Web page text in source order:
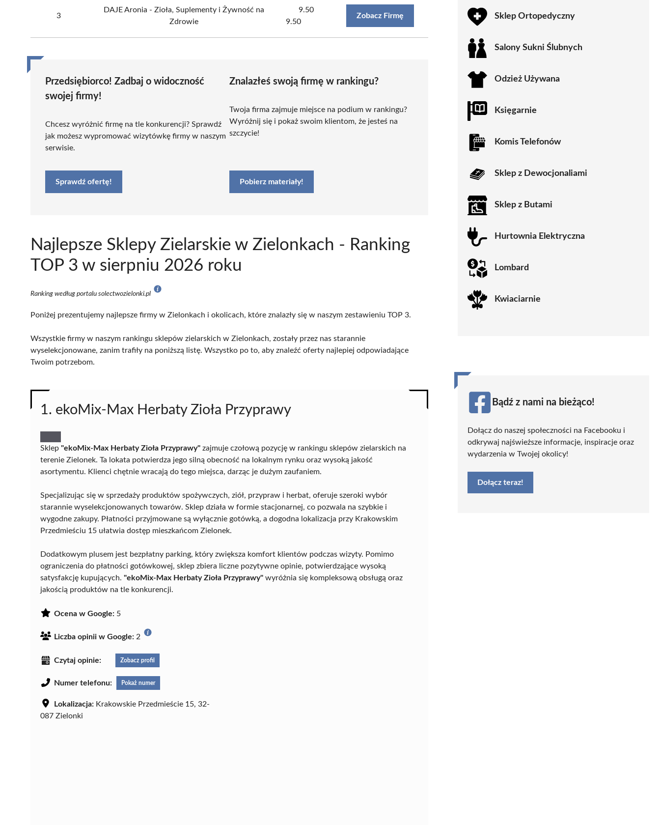
3
DAJE Aronia - Zioła, Suplementy i Żywność na
Zdrowie
9.50
9.50
Zobacz Firmę
Przedsiębiorco! Zadbaj o widoczność
swojej firmy!
Chcesz wyróżnić firmę na tle konkurencji? Sprawdź
jak możesz wypromować wizytówkę firmy w naszym
serwisie.
Sprawdź ofertę!
Znalazłeś swoją firmę w rankingu?
Twoja firma zajmuje miejsce na podium w rankingu?
Wyróżnij się i pokaż swoim klientom, że jesteś na
szczycie!
Pobierz materiały!
Najlepsze Sklepy Zielarskie w Zielonkach - Ranking
TOP 3 w sierpniu 2026 roku
Ranking według portalu solectwozielonki.pl
Poniżej prezentujemy najlepsze firmy w Zielonkach i okolicach, które znalazły się w naszym zestawieniu TOP 3.
Wszystkie firmy w naszym rankingu sklepów zielarskich w Zielonkach, zostały przez nas starannie
wyselekcjonowane, zanim trafiły na poniższą listę. Wszystko po to, aby znaleźć oferty najlepiej odpowiadające
Twoim potrzebom.
1. ekoMix-Max Herbaty Zioła Przyprawy
Sklep "ekoMix-Max Herbaty Zioła Przyprawy" zajmuje czołową pozycję w rankingu sklepów zielarskich na
terenie Zielonek. Ta lokata potwierdza jego silną obecność na lokalnym rynku oraz wysoką jakość
asortymentu. Klienci chętnie wracają do tego miejsca, darząc je dużym zaufaniem.
Specjalizując się w sprzedaży produktów spożywczych, ziół, przypraw i herbat, oferuje szeroki wybór
starannie wyselekcjonowanych towarów. Sklep działa w formie stacjonarnej, co pozwala na szybkie i
wygodne zakupy. Płatności przyjmowane są wyłącznie gotówką, a dogodna lokalizacja przy Krakowskim
Przedmieściu 15 ułatwia dostęp mieszkańcom Zielonek.
Dodatkowym plusem jest bezpłatny parking, który zwiększa komfort klientów podczas wizyty. Pomimo
ograniczenia do płatności gotówkowej, sklep zbiera liczne pozytywne opinie, potwierdzające wysoką
satysfakcję kupujących. "ekoMix-Max Herbaty Zioła Przyprawy" wyróżnia się kompleksową obsługą oraz
jakością produktów na tle konkurencji.
Ocena w Google: 5
Liczba opinii w Google: 2
Czytaj opinie: Zobacz profil
Numer telefonu: Pokaż numer
Lokalizacja: Krakowskie Przedmieście 15, 32-
087 Zielonki
Sklep Ortopedyczny
Salony Sukni Ślubnych
Odzież Używana
Księgarnie
Komis Telefonów
Sklep z Dewocjonaliami
Sklep z Butami
Hurtownia Elektryczna
Lombard
Kwiaciarnie
Bądź z nami na bieżąco!
Dołącz do naszej społeczności na Facebooku i
odkrywaj najświeższe informacje, inspiracje oraz
wydarzenia w Twojej okolicy!
Dołącz teraz!